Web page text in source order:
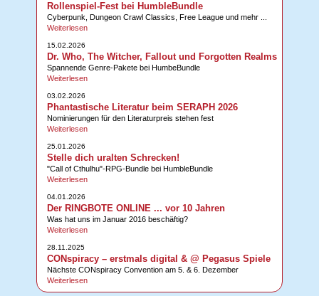
Rollenspiel-Fest bei HumbleBundle
Cyberpunk, Dungeon Crawl Classics, Free League und mehr ...
Weiterlesen
15.02.2026
Dr. Who, The Witcher, Fallout und Forgotten Realms
Spannende Genre-Pakete bei HumbeBundle
Weiterlesen
03.02.2026
Phantastische Literatur beim SERAPH 2026
Nominierungen für den Literaturpreis stehen fest
Weiterlesen
25.01.2026
Stelle dich uralten Schrecken!
"Call of Cthulhu"-RPG-Bundle bei HumbleBundle
Weiterlesen
04.01.2026
Der RINGBOTE ONLINE ... vor 10 Jahren
Was hat uns im Januar 2016 beschäftig?
Weiterlesen
28.11.2025
CONspiracy – erstmals digital & @ Pegasus Spiele
Nächste CONspiracy Convention am 5. & 6. Dezember
Weiterlesen